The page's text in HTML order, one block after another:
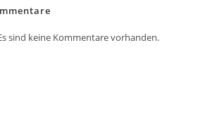
sind keine Kommentare vorhanden.